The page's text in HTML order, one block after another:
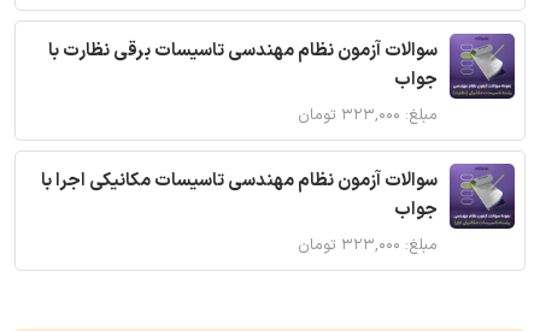
سوالات آزمون نظام مهندسی تاسیسات برقی نظارت با
جواب
مبلغ: ۳۲۳,۰۰۰ تومان
سوالات آزمون نظام مهندسی تاسیسات مکانیکی اجرا با
جواب
مبلغ: ۳۲۳,۰۰۰ تومان